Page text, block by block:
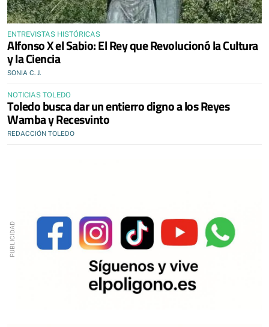
ENTREVISTAS HISTÓRICAS
Alfonso X el Sabio: El Rey que Revolucionó la Cultura
y la Ciencia
SONIA C. J.
NOTICIAS TOLEDO
Toledo busca dar un entierro digno a los Reyes
Wamba y Recesvinto
REDACCIÓN TOLEDO